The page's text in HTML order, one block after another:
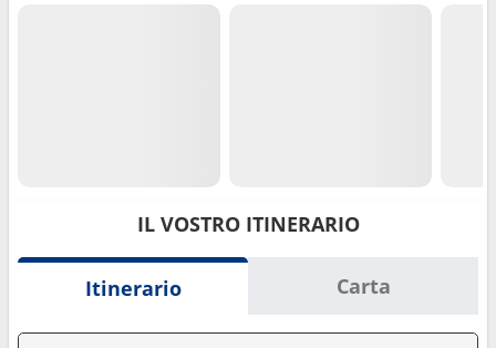
IL VOSTRO ITINERARIO
Itinerario Carta